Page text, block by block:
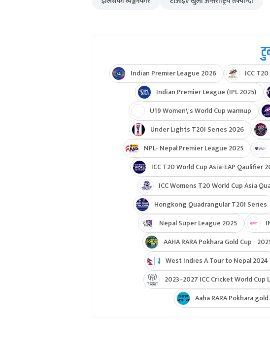
Indian Premier League 2026 ICC
Indian Premier League (IPL 2025)
U19 Women\'s World Cup warmup
Under Lights T20I Series 2026
NPL- Nepal Premier League 2025
ICC T20 World Cup Asia-EAP Qaulifier
ICC Womens T20 World Cup Asia
Hongkong Quadrangular T20I Series
Nepal Super League 2025
AAHA RARA Pokhara Gold Cup
West Indies A Tour to Nepal 2024
2023–2027 ICC Cricket World Cup
Aaha RARA Pokhara